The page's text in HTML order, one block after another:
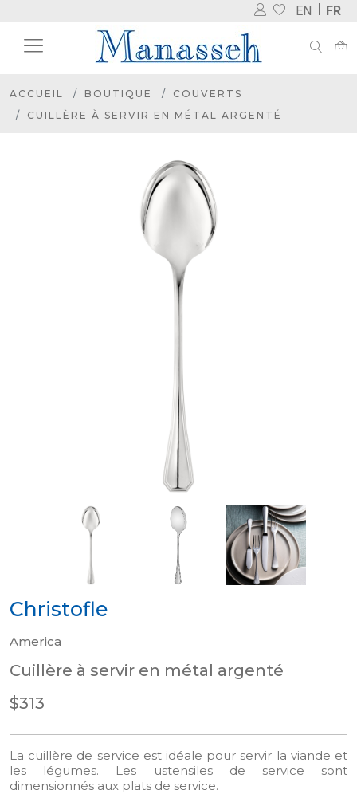
EN FR
ACCUEIL BOUTIQUE
COUVERTS
CUILLÈRE À SERVIR EN MÉTAL ARGENTÉ
Christofle
America
Cuillère à servir en métal argenté
$313
La cuillère de service est idéale pour servir la viande et
les légumes. Les ustensiles de service sont
dimensionnés aux plats de service.